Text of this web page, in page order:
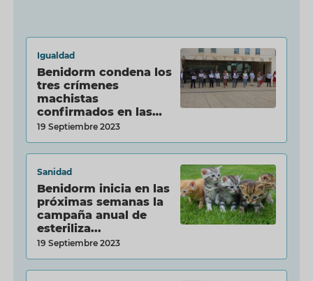
Igualdad
Benidorm condena los
tres crímenes
machistas
confirmados en las
última...
19 Septiembre 2023
Sanidad
Benidorm inicia en las
próximas semanas la
campaña anual de
esteriliza...
19 Septiembre 2023